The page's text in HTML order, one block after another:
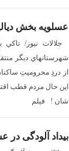
عسلويه بخش
جلالات نيوز/ تاكي
شهرستانهاي ديگر
از دردِ محروميتِ
اين حال مردم قطب
شان ! فيلم
بیداد آلودگی در